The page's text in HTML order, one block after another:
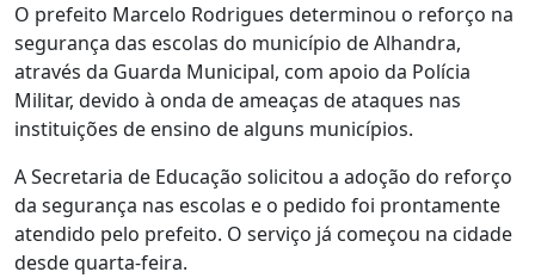
O prefeito Marcelo Rodrigues determinou o reforço na
segurança das escolas do município de Alhandra,
através da Guarda Municipal, com apoio da Polícia
Militar, devido à onda de ameaças de ataques nas
instituições de ensino de alguns municípios.
A Secretaria de Educação solicitou a adoção do reforço
da segurança nas escolas e o pedido foi prontamente
atendido pelo prefeito. O serviço já começou na cidade
desde quarta-feira.